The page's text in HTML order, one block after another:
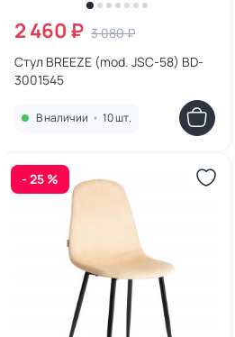
2 460 ₽ 3 080 ₽
Стул BREEZE (mod. JSC-58) BD-
3001545
В наличии • 10 шт.
- 25 %